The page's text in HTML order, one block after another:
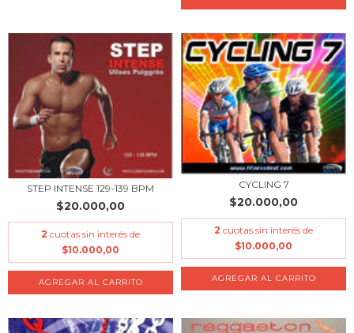
STEP INTENSE 129-139 BPM
$20.000,00
2 cuotas sin interés de
$10.000,00
CYCLING 7
$20.000,00
2 cuotas sin interés de
$10.000,00